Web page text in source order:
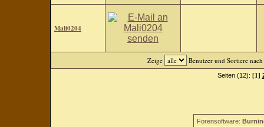
Mali0204
Zeige Benutzer und Sortiere nach
Seiten (12): [1]
Forensoftware: